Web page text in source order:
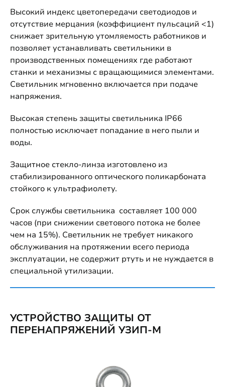
Высокий индекс цветопередачи светодиодов и
отсутствие мерцания (коэффициент пульсаций <1)
снижает зрительную утомляемость работников и
позволяет устанавливать светильники в
производственных помещениях где работают
станки и механизмы с вращающимися элементами.
Светильник мгновенно включается при подаче
напряжения.
Высокая степень защиты светильника IP66
полностью исключает попадание в него пыли и
воды.
Защитное стекло-линза изготовлено из
стабилизированного оптического поликарбоната
стойкого к ультрафиолету.
Срок службы светильника составляет 100 000
часов (при снижении светового потока не более
чем на 15%). Светильник не требует никакого
обслуживания на протяжении всего периода
эксплуатации, не содержит ртуть и не нуждается в
специальной утилизации.
УСТРОЙСТВО ЗАЩИТЫ ОТ
ПЕРЕНАПРЯЖЕНИЙ УЗИП-М